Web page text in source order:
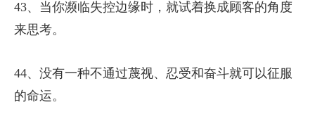
43、当你濒临失控边缘时，就试着换成顾客的角度
来思考。
44、没有一种不通过蔑视、忍受和奋斗就可以征服
的命运。